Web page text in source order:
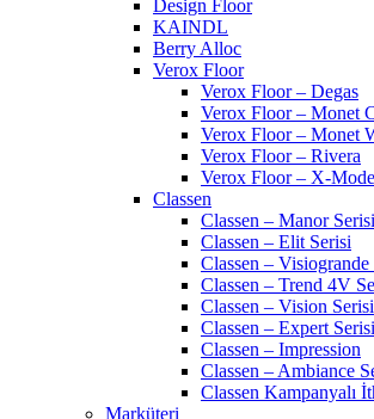
Design Floor
KAINDL
Berry Alloc
Verox Floor
Verox Floor – Degas
Verox Floor – Monet
Verox Floor – Monet
Verox Floor – Rivera
Verox Floor – X-Mode
Classen
Classen – Manor Serisi
Classen – Elit Serisi
Classen – Visiogrande
Classen – Trend 4V
Classen – Vision Serisi
Classen – Expert Serisi
Classen – Impression
Classen – Ambiance
Classen Kampanyalı
Marküteri